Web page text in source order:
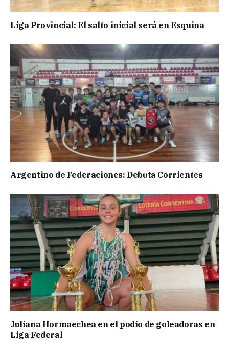
Liga Provincial: El salto inicial será en Esquina
Argentino de Federaciones: Debuta Corrientes
Juliana Hormaechea en el podio de goleadoras en
Liga Federal